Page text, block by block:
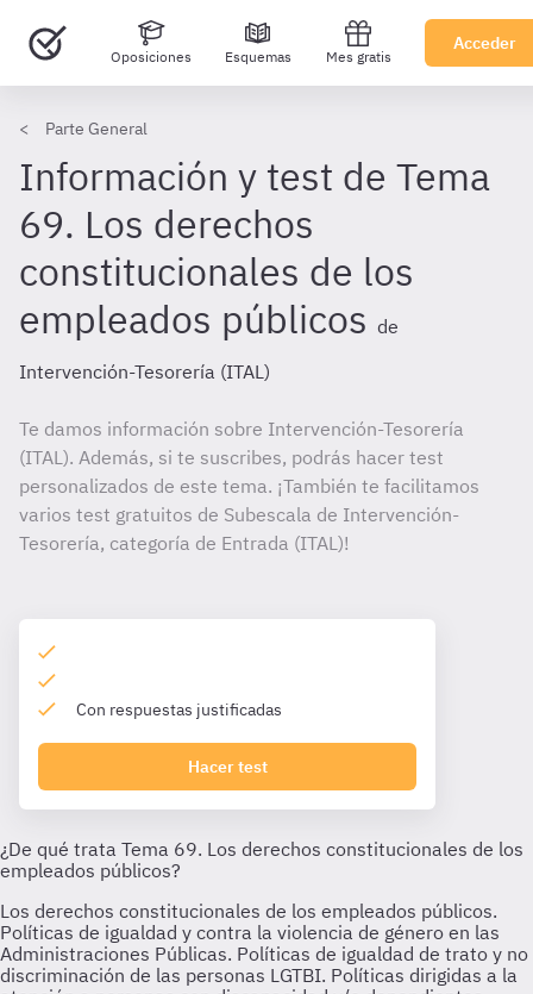
Oposiciones Esquemas Mes gratis
Acceder
Parte General
Información y test de Tema
69. Los derechos
constitucionales de los
empleados públicos de
Intervención-Tesorería (ITAL)
Te damos información sobre Intervención-Tesorería
(ITAL). Además, si te suscribes, podrás hacer test
personalizados de este tema. ¡También te facilitamos
varios test gratuitos de Subescala de Intervención-
Tesorería, categoría de Entrada (ITAL)!
Con respuestas justificadas
Hacer test